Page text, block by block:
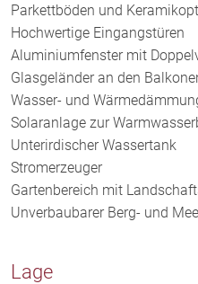
Parkettböden und
Hochwertige Eingangstüren
Aluminiumfenster mit
Glasgeländer an den
Wasser- und
Solaranlage zur
Unterirdischer Wassertank
Stromerzeuger
Gartenbereich mit
Unverbaubarer Berg- und
Lage